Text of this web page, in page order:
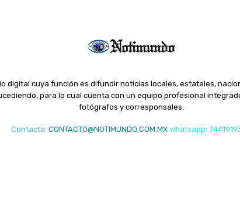
digital cuya función es difundir noticias locales, estatales,
para lo cual cuenta con un equipo profesional
fotógrafos y corresponsales.
Contacto: CONTACTO@NOTIMUNDO.COM.MX whatsapp: